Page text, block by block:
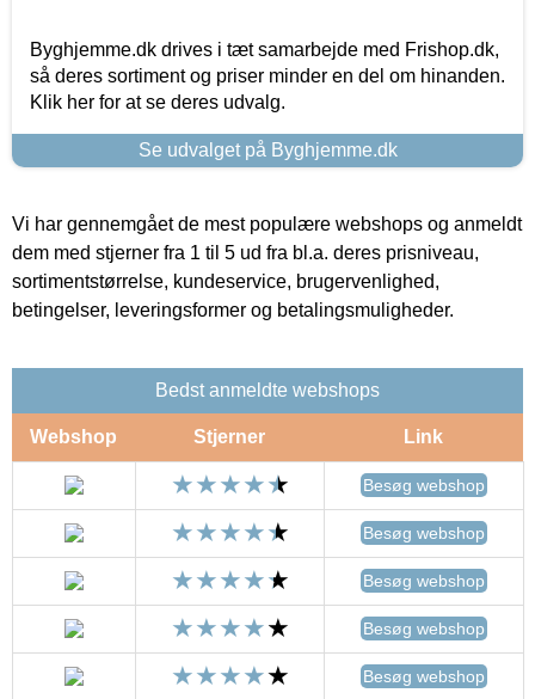
Byghjemme.dk drives i tæt samarbejde med Frishop.dk,
så deres sortiment og priser minder en del om hinanden.
Klik her for at se deres udvalg.
Se udvalget på Byghjemme.dk
Vi har gennemgået de mest populære webshops og anmeldt
dem med stjerner fra 1 til 5 ud fra bl.a. deres prisniveau,
sortimentstørrelse, kundeservice, brugervenlighed,
betingelser, leveringsformer og betalingsmuligheder.
Bedst anmeldte webshops
Webshop Stjerner Link
Besøg webshop
Besøg webshop
Besøg webshop
Besøg webshop
Besøg webshop